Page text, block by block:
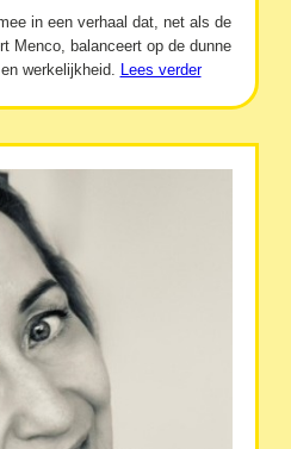
in een verhaal dat, net als de
Menco, balanceert op de dunne
werkelijkheid. Lees verder